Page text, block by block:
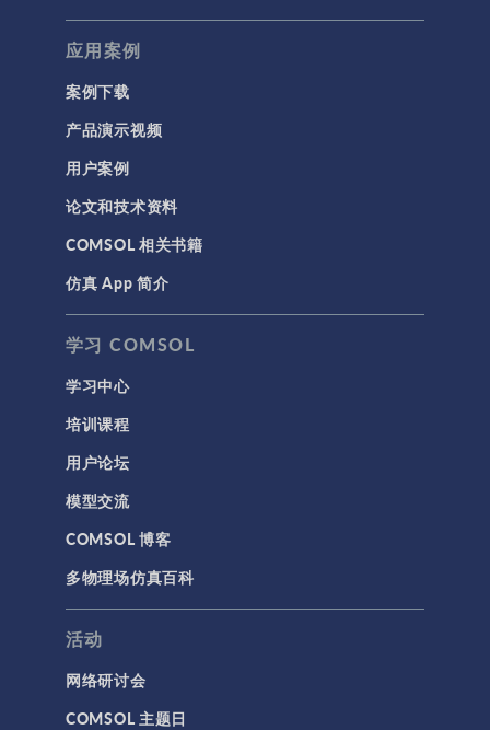
应用案例
案例下载
产品演示视频
用户案例
论文和技术资料
COMSOL 相关书籍
仿真 App 简介
学习 COMSOL
学习中心
培训课程
用户论坛
模型交流
COMSOL 博客
多物理场仿真百科
活动
网络研讨会
COMSOL 主题日